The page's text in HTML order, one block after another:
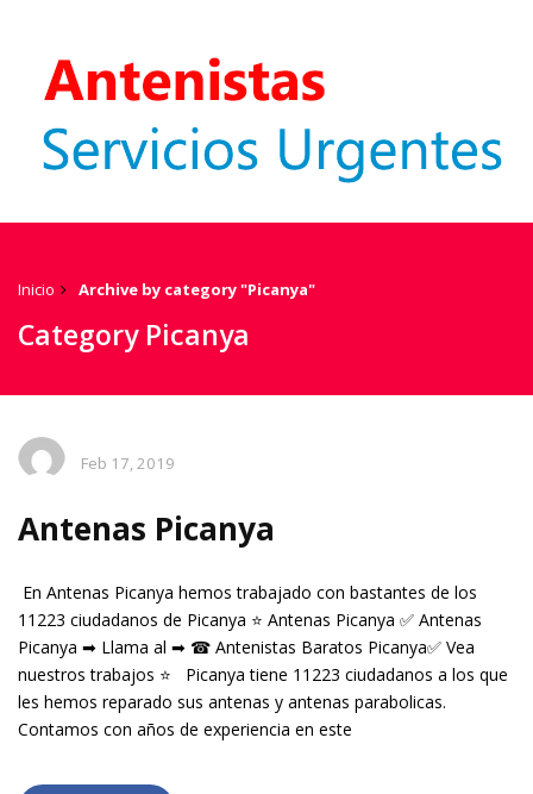
Inicio Archive by category "Picanya"
Category Picanya
Feb 17, 2019
Antenas Picanya
En Antenas Picanya hemos trabajado con bastantes de los
11223 ciudadanos de Picanya ⭐ Antenas Picanya ✅ Antenas
Picanya ➡ Llama al ➡ ☎ Antenistas Baratos Picanya✅ Vea
nuestros trabajos ⭐ Picanya tiene 11223 ciudadanos a los que
les hemos reparado sus antenas y antenas parabolicas.
Contamos con años de experiencia en este